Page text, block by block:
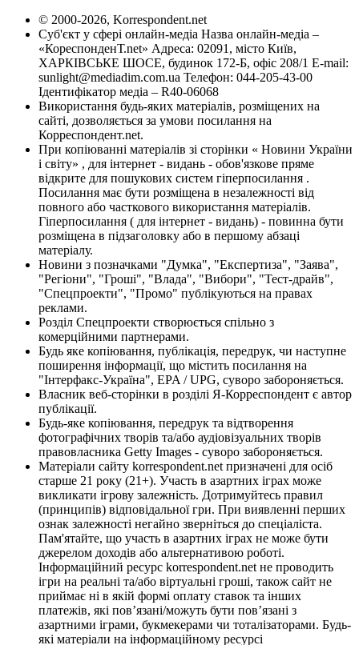
© 2000-2026, Korrespondent.net
Суб'єкт у сфері онлайн-медіа Назва онлайн-медіа –
«КореспонденТ.net» Адреса: 02091, місто Київ,
ХАРКІВСЬКЕ ШОСЕ, будинок 172-Б, офіс 208/1 E-mail:
sunlight@mediadim.com.ua Телефон: 044-205-43-00
Ідентифікатор медіа – R40-06068
Використання будь-яких матеріалів, розміщених на
сайті, дозволяється за умови посилання на
Корреспондент.net.
При копіюванні матеріалів зі сторінки « Новини України
і світу» , для інтернет - видань - обов'язкове пряме
відкрите для пошукових систем гіперпосилання .
Посилання має бути розміщена в незалежності від
повного або часткового використання матеріалів.
Гіперпосилання ( для інтернет - видань) - повинна бути
розміщена в підзаголовку або в першому абзаці
матеріалу.
Новини з позначками "Думка", "Експертиза", "Заява",
"Регіони", "Гроші", "Влада", "Вибори", "Тест-драйв",
"Спецпроекти", "Промо" публікуються на правах
реклами.
Розділ Спецпроекти створюється спільно з
комерційними партнерами.
Будь яке копіювання, публікація, передрук, чи наступне
поширення інформації, що містить посилання на
"Інтерфакс-Україна", EPA / UPG, суворо забороняється.
Власник веб-сторінки в розділі Я-Корреспондент є автор
публікації.
Будь-яке копіювання, передрук та відтворення
фотографічних творів та/або аудіовізуальних творів
правовласника Getty Images - суворо забороняється.
Матеріали сайту korrespondent.net призначені для осіб
старше 21 року (21+). Участь в азартних іграх може
викликати ігрову залежність. Дотримуйтесь правил
(принципів) відповідальної гри. При виявленні перших
ознак залежності негайно зверніться до спеціаліста.
Пам'ятайте, що участь в азартних іграх не може бути
джерелом доходів або альтернативою роботі.
Інформаційний ресурс korrespondent.net не проводить
ігри на реальні та/або віртуальні гроші, також сайт не
приймає ні в якій формі оплату ставок та інших
платежів, які пов’язані/можуть бути пов’язані з
азартними іграми, букмекерами чи тоталізаторами. Будь-
які матеріали на інформаційному ресурсі